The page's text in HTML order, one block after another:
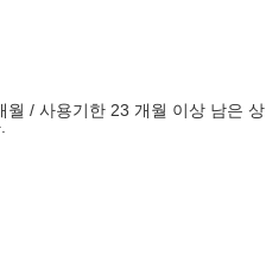
월 / 사용기한 23 개월 이상 남은 상